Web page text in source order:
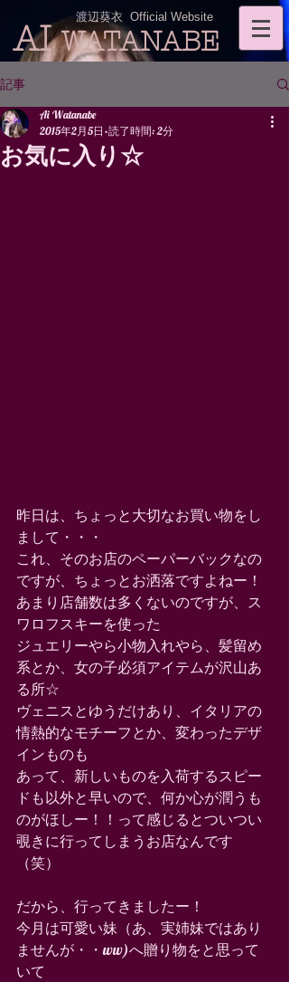
AI WATANABE
渡辺葵衣 Official Website
記事
お気に入り☆
Ai Watanabe
2015年2月5日 読了時間: 2分
昨日は、ちょっと大切なお買い物をし
まして・・・
これ、そのお店のペーパーバックなの
ですが、ちょっとお洒落ですよねー！
あまり店舗数は多くないのですが、ス
ワロフスキーを使った
ジュエリーやら小物入れやら、髪留め
系とか、女の子必須アイテムが沢山あ
る所☆
ヴェニスとゆうだけあり、イタリアの
情熱的なモチーフとか、変わったデザ
インものも
あって、新しいものを入荷するスピー
ドも以外と早いので、何か心が潤うも
のがほしー！！って感じるとついつい
覗きに行ってしまうお店なんです
（笑）
だから、行ってきましたー！
今月は可愛い妹（あ、実姉妹ではあり
ませんが・・ww)へ贈り物をと思って
いて